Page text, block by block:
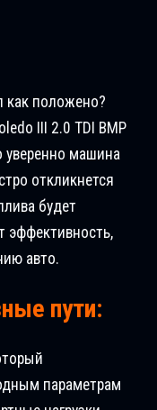
как положено?
III 2.0 TDI BMP
уверенно машина
откликнется
будет
эффективность,
авто.
пути:
параметрам